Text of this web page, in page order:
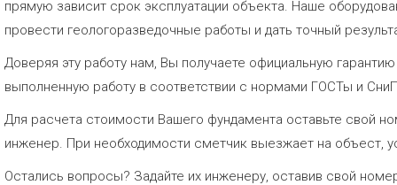
прямую зависит срок эксплуатации объекта. Наше
провести геологоразведочные работы и дать точный
Доверяя эту работу нам, Вы получаете официальную
выполненную работу в соответствии с нормами ГОСТы и
Для расчета стоимости Вашего фундамента оставьте свой
инженер. При необходимости сметчик выезжает на объест,
Остались вопросы? Задайте их инженеру, оставив свой